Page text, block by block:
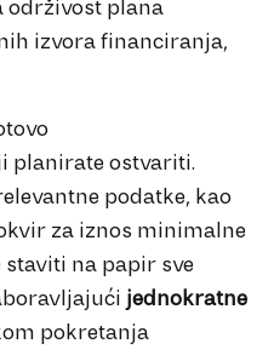
održivost plana
izvora financiranja,
planirate ostvariti.
podatke, kao
za iznos minimalne
staviti na papir sve
jednokratne
pokretanja